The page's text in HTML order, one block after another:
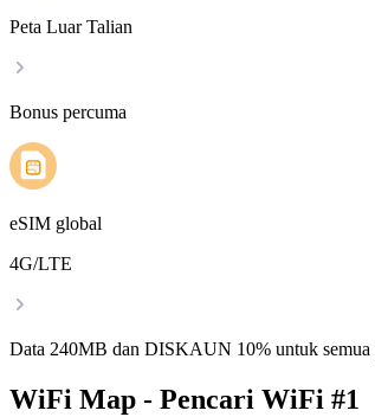
Peta Luar Talian
Bonus percuma
eSIM global
4G/LTE
Data 240MB dan DISKAUN 10% untuk
WiFi Map - Pencari WiFi #1